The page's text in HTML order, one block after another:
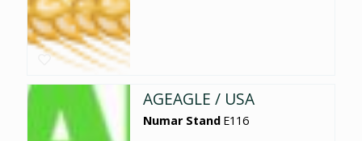
AGEAGLE / USA
Numar Stand E116